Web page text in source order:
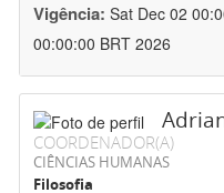
Vigência: Sat Dec 02
00:00:00 BRT 2026
COORDENADOR(A)
CIÊNCIAS HUMANAS
Filosofia